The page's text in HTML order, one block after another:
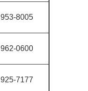
953-8005
962-0600
925-7177